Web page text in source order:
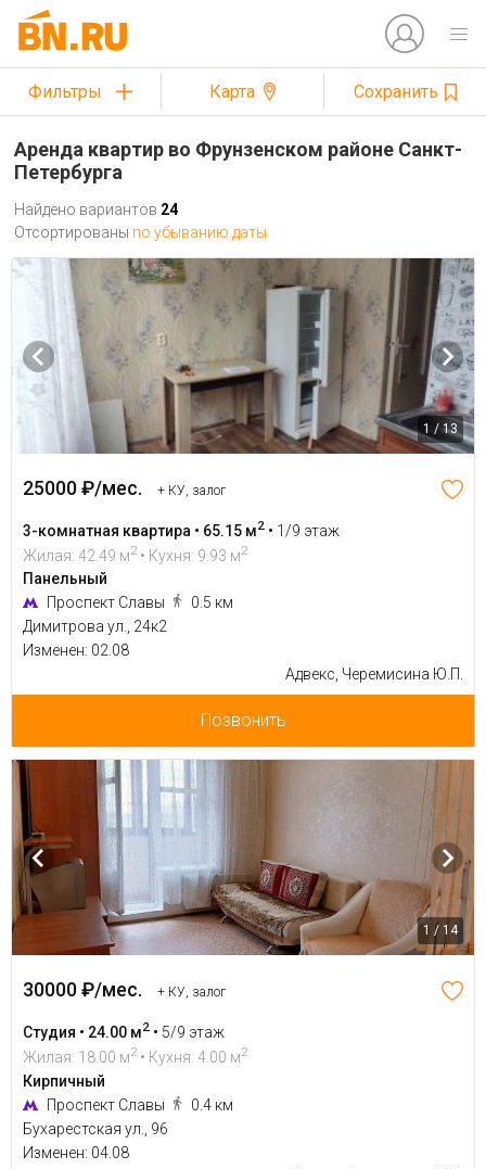
Фильтры Карта Сохранить
Аренда квартир во Фрунзенском районе Санкт-
Петербурга
Найдено вариантов 24
Отсортированы по убыванию даты
1 / 13
25000 ₽/мес. + КУ, залог
3-комнатная квартира • 65.15 м2 • 1/9 этаж
Жилая: 42.49 м2 • Кухня: 9.93 м2
Панельный
Проспект Славы
0.5 км
Димитрова ул., 24к2
Изменен: 02.08
Адвекс, Черемисина Ю.П.
Позвонить
1 / 14
30000 ₽/мес. + КУ, залог
Студия • 24.00 м2 • 5/9 этаж
Жилая: 18.00 м2 • Кухня: 4.00 м2
Кирпичный
Проспект Славы
0.4 км
Бухарестская ул., 96
Изменен: 04.08